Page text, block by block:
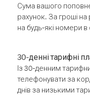
Сума вашого
рахунок. За гроші
на будь-які номери
30-денні тарифні
Із 30-денним
телефонувати за
днів за низькими